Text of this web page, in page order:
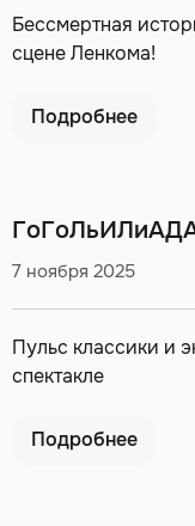
Бессмертная
сцене Ленкома!
Подробнее
7 ноября 2025
Пульс классики и
спектакле
Подробнее